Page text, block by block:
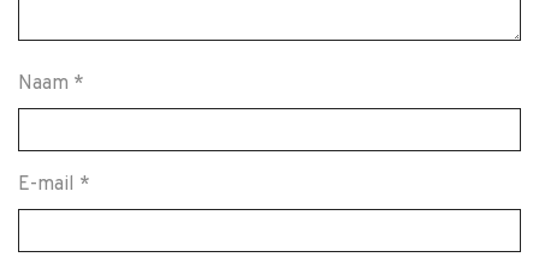
Naam *
E-mail *